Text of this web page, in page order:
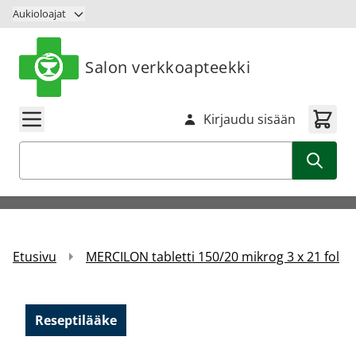
Siirry sisältöön
Aukioloajat
Salon verkkoapteekki
Kirjaudu sisään
Etusivu MERCILON tabletti 150/20 mikrog 3 x 21 fol
Reseptilääke